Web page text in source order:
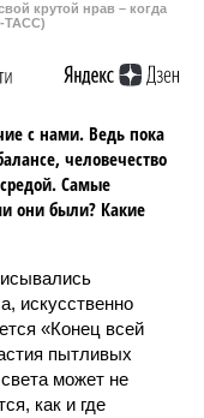
крутой нрав – когда
ТАСС)
с нами. Ведь пока
человечество
Самые
они были? Какие
искусственно
«Конец всей
пытливых
может не
как и где